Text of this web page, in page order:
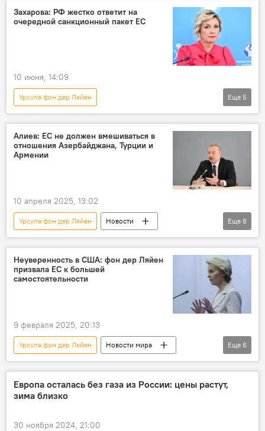
Захарова: РФ жестко ответит на
очередной санкционный пакет ЕС
10 июня, 14:09
Урсула фон дер Ляйен
Официальный представитель МИД РФ Мария Захарова
Санкции
Еще 5
Алиев: ЕС не должен вмешиваться в
отношения Азербайджана, Турции и
Армении
10 апреля 2025, 13:02
Урсула фон дер Ляйен
Новости
Азербайджан
Южный Кавказ
Грузия
Армения
ЕС
Центральная Азия
Еще 8
Неуверенность в США: фон дер Ляйен
призвала ЕС к большей
самостоятельности
9 февраля 2025, 20:13
Урсула фон дер Ляйен
Новости мира
Европа
Евросоюз
Еврокомиссия
Безопасность
Еще 6
Европа осталась без газа из России: цены растут,
зима близко
30 ноября 2024, 21:00